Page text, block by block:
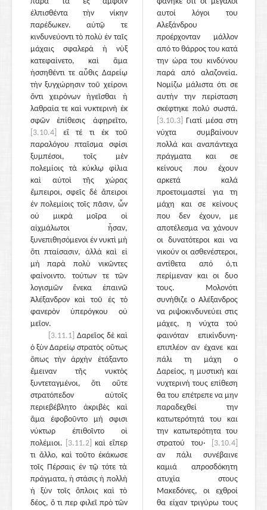
ἐλπισθέντα τὴν νίκην
παρέδωκεν. αὐτῷ τε
κινδυνεύοντι τὸ πολὺ ἐν ταῖς
μάχαις σφαλερὰ ἡ νὺξ
κατεφαίνετο, καὶ ἅμα
ἡσσηθέντι τε αὖθις Δαρείῳ
τὴν ξυγχώρησιν τοῦ χείρονι
ὄντι χειρόνων ἡγεῖσθαι ἡ
λαθραία τε καὶ νυκτερινὴ ἐκ
σφῶν ἐπίθεσις ἀφῃρεῖτο,
[3.10.4]
εἴ τέ τι ἐκ τοῦ
παραλόγου πταῖσμα σφίσι
ξυμπέσοι, τοῖς μὲν
πολεμίοις τὰ κύκλῳ φίλια
καὶ αὐτοὶ τῆς χώρας
ἔμπειροι, σφεῖς δὲ ἄπειροι
ἐν πολεμίοις τοῖς πᾶσιν, ὧν
οὐ μικρὰ μοῖρα οἱ
αἰχμάλωτοι ἦσαν,
ξυνεπιθησόμενοι ἐν νυκτὶ μὴ
ὅτι πταίσασιν, ἀλλὰ καὶ εἰ
μὴ παρὰ πολὺ νικῶντες
φαίνοιντο. τούτων τε τῶν
λογισμῶν ἕνεκα ἐπαινῶ
Ἀλέξανδρον καὶ τοῦ ἐς τὸ
φανερὸν ὑπερόγκου οὐ
μεῖον.
[3.11.1] Δαρεῖος δὲ καὶ
ὁ ξὺν Δαρείῳ στρατὸς οὕτως
ὅπως τὴν ἀρχὴν ἐτάξαντο
ἔμειναν τῆς νυκτὸς
ξυντεταγμένοι, ὅτι οὔτε
στρατόπεδον αὐτοῖς
περιεβέβλητο ἀκριβὲς καὶ
ἅμα ἐφοβοῦντο μή σφισι
νύκτωρ ἐπιθοῖντο οἱ
πολέμιοι.
[3.11.2] καὶ εἴπερ
τι ἄλλο, καὶ τοῦτο ἐκάκωσε
τοῖς Πέρσαις ἐν τῷ τότε τὰ
πράγματα, ἡ στάσις ἡ πολλὴ
ἡ ξὺν τοῖς ὅπλοις καὶ τὸ
δέος, ὅ τι περ φιλεῖ πρὸ τῶν
αυτοί λόγοι του
Αλεξάνδρου
προέρχονταν μάλλον
από το θάρρος του κατά
την ώρα του κινδύνου
παρά από αλαζονεία.
Νομίζω μάλιστα ότι σε
αυτήν την περίσταση
σκέφτηκε πολύ σωστά.
[3.10.3] Γιατί μέσα στη
νύχτα συμβαίνουν
πολλά και αναπάντεχα
πράγματα και σε
κείνους που έχουν
αρκετά καλά
προετοιμαστεί για τη
μάχη και σε κείνους
που δεν έχουν, με
αποτέλεσμα να χάνουν
οι δυνατότεροι και να
νικούν οι ασθενέστεροι,
αντίθετα από ό,τι
περίμεναν και οι δυο
τους. Μολονότι
συνήθιζε ο Αλέξανδρος
να ριψοκινδυνεύει στις
μάχες, η νύχτα τού
φαινόταν επικίνδυνη·
επιπλέον αν έχανε και
πάλι τη μάχη ο
Δαρείος, η μυστική και
νυχτερινή τους επίθεση
θα του επέτρεπε να μην
παραδεχθεί την
κατωτερότητά του και
την κατωτερότητα του
στρατού του·
[3.10.4]
αν πάλι συνέβαινε
καμιά απροσδόκητη
ατυχία στους
Μακεδόνες, οι εχθροί
θα είχαν τριγύρω τους